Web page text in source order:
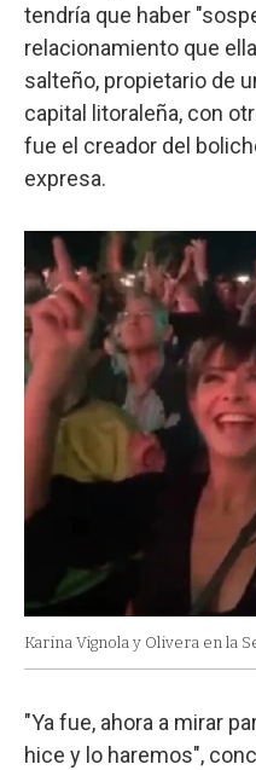
tendría que haber
relacionamiento que
salteño, propietario de
capital litoraleña, con
fue el creador del
expresa.
Karina Vignola y Olivera en la
"Ya fue, ahora a mirar
hice y lo haremos",